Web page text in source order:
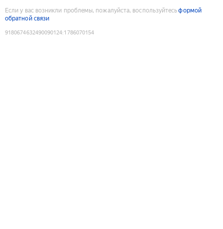
Если у вас возникли проблемы, пожалуйста, воспользуйтесьформой
обратной связи
9180674632490090124:1786070154